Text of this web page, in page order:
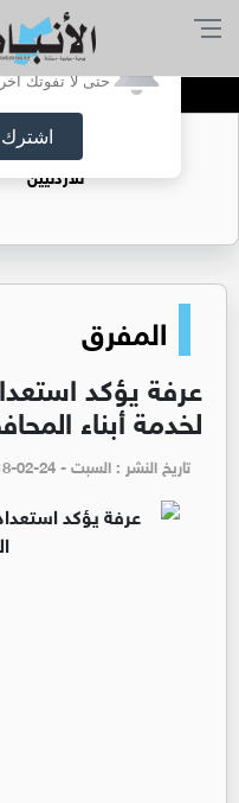
أترغب
حتى لا تفوتك آخر
اشترك
حقل الريشة
للأردنيين
المفرق
عرفة يؤكد
لخدمة أبناء
تاريخ النشر : السبت - pm 08:29 | 2018-02-24